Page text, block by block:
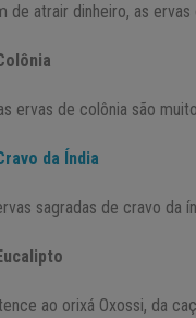
de atrair dinheiro, as
ervas de colônia são
da Índia
sagradas de cravo da
ao orixá Oxossi, da